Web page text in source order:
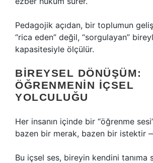
Pedagojik açıdan, bir toplumun
“rica eden” değil, “sorgulayan”
kapasitesiyle ölçülür.
BIREYSEL DÖNÜŞÜM:
ÖĞRENMENIN İÇSEL
YOLCULUĞU
Her insanın içinde bir “öğrenme
bazen bir merak, bazen bir istektir
Bu içsel ses, bireyin kendini tanıma